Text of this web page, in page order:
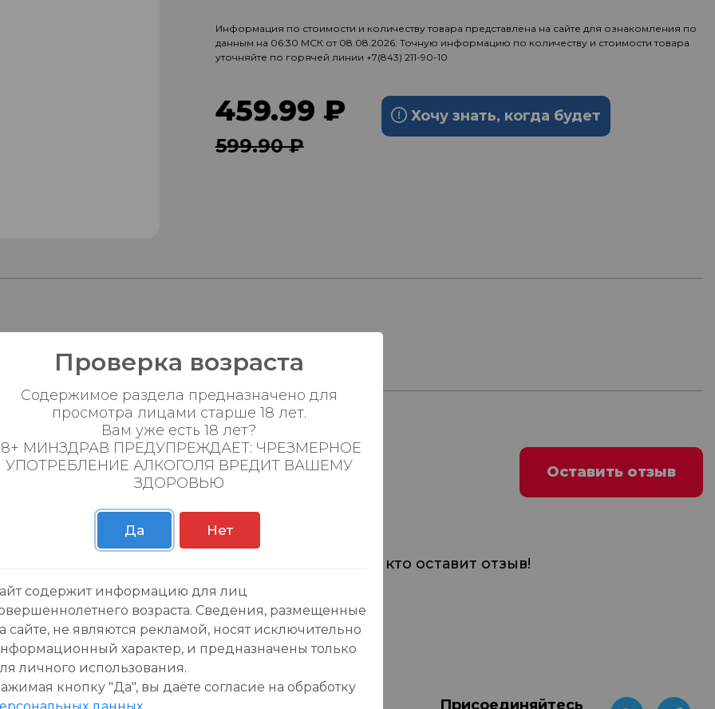
Информация по стоимости и количеству товара представлена на сайте для ознакомления по
данным на 06:30 МСК от 08.08.2026. Точную информацию по количеству и стоимости товара
уточняйте по горячей линии +7(843) 211-90-10
459.99 ₽
599.90 ₽
Хочу знать, когда будет
Оставить отзыв
товара еще нет отзывов, будьте первым, кто оставит отзыв!
Присоединяйтесь
Проверка возраста
Содержимое раздела предназначено для
просмотра лицами старше 18 лет.
Вам уже есть 18 лет?
МИНЗДРАВ ПРЕДУПРЕЖДАЕТ: ЧРЕЗМЕРНОЕ
УПОТРЕБЛЕНИЕ АЛКОГОЛЯ ВРЕДИТ ВАШЕМУ
ЗДОРОВЬЮ
Да Нет
содержит информацию для лиц
возраста. Сведения, размещенные
сайте, не являются рекламой, носят исключительно
характер, и предназначены только
личного использования.
кнопку "Да", вы даёте cогласие на обработку